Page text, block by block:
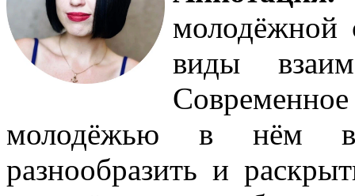
молодёжной
виды
молодёжью в нём в
разнообразить и